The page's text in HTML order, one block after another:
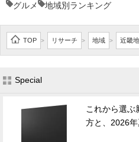
グルメ 地域別ランキング
TOP > リサーチ > 地域 > 近畿
Special
これから選ぶ
方と、2026